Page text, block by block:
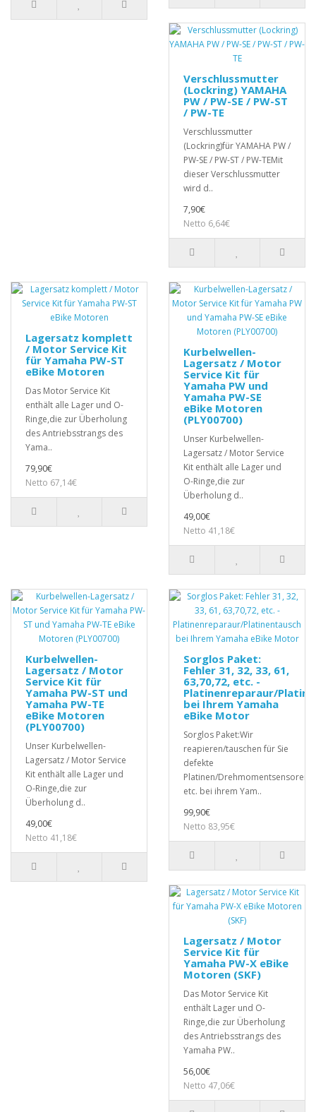
Verschlussmutter
(Lockring) YAMAHA
PW / PW-SE / PW-ST
/ PW-TE
Verschlussmutter
(Lockring)für YAMAHA PW /
PW-SE / PW-ST / PW-TEMit
dieser Verschlussmutter
wird d..
7,90€
Netto 6,64€
Lagersatz komplett
/ Motor Service Kit
für Yamaha PW-ST
eBike Motoren
Das Motor Service Kit
enthält alle Lager und O-
Ringe,die zur Überholung
des Antriebsstrangs des
Yama..
79,90€
Netto 67,14€
Kurbelwellen-
Lagersatz / Motor
Service Kit für
Yamaha PW und
Yamaha PW-SE
eBike Motoren
(PLY00700)
Unser Kurbelwellen-
Lagersatz / Motor Service
Kit enthält alle Lager und
O-Ringe,die zur
Überholung d..
49,00€
Netto 41,18€
Kurbelwellen-
Lagersatz / Motor
Service Kit für
Yamaha PW-ST und
Yamaha PW-TE
eBike Motoren
(PLY00700)
Unser Kurbelwellen-
Lagersatz / Motor Service
Kit enthält alle Lager und
O-Ringe,die zur
Überholung d..
49,00€
Netto 41,18€
Sorglos Paket:
Fehler 31, 32, 33, 61,
63,70,72, etc. -
Platinenreparaur/
bei Ihrem Yamaha
eBike Motor
Sorglos Paket:Wir
reapieren/tauschen für Sie
defekte
Platinen/Drehmomentsensoren,
etc. bei ihrem Yam..
99,90€
Netto 83,95€
Lagersatz / Motor
Service Kit für
Yamaha PW-X eBike
Motoren (SKF)
Das Motor Service Kit
enthält Lager und O-
Ringe,die zur Überholung
des Antriebsstrangs des
Yamaha PW..
56,00€
Netto 47,06€